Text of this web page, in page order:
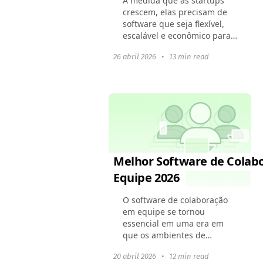
crescem, elas precisam de
software que seja flexível,
escalável e econômico para
projetos de forma eficiente.
26 abril 2026 • 13 min read
Melhor Software de
Equipe 2026
O software de colaboração
em equipe se tornou
essencial em uma era em
que os ambientes de
são o novo padrão. Essas
20 abril 2026 • 12 min read